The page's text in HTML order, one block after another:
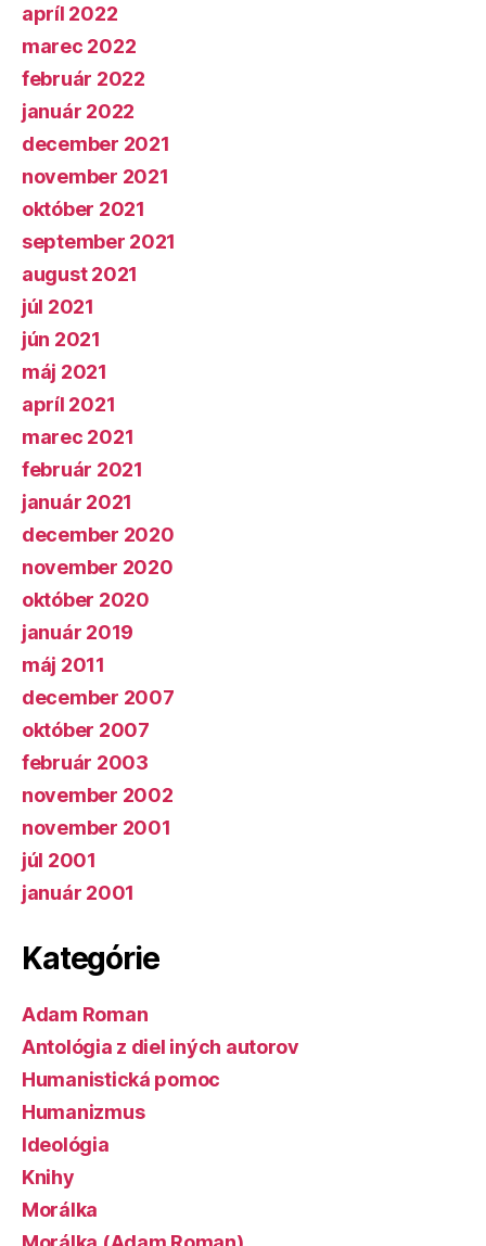
apríl 2022
marec 2022
február 2022
január 2022
december 2021
november 2021
október 2021
september 2021
august 2021
júl 2021
jún 2021
máj 2021
apríl 2021
marec 2021
február 2021
január 2021
december 2020
november 2020
október 2020
január 2019
máj 2011
december 2007
október 2007
február 2003
november 2002
november 2001
júl 2001
január 2001
Kategórie
Adam Roman
Antológia z diel iných autorov
Humanistická pomoc
Humanizmus
Ideológia
Knihy
Morálka